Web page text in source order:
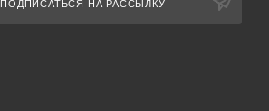
ПОДПИСАТЬСЯ НА РАССЫЛКУ